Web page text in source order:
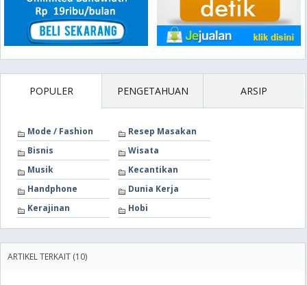
POPULER PENGETAHUAN ARSIP
Mode / Fashion
Resep Masakan
Bisnis
Wisata
Musik
Kecantikan
Handphone
Dunia Kerja
Kerajinan
Hobi
ARTIKEL TERKAIT (10)